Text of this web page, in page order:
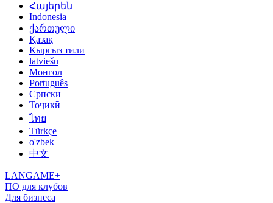
Հայերեն
Indonesia
ქართული
Қазақ
Кыргыз тили
latviešu
Монгол
Português
Српски
Тоҷикӣ
ไทย
Türkçe
o'zbek
中文
LANGAME+
ПО для клубов
Для бизнеса